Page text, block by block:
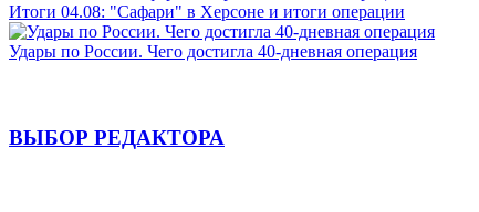
Итоги 04.08: "Сафари" в Херсоне и итоги операции
Удары по России. Чего достигла 40-дневная операция
ВЫБОР РЕДАКТОРА